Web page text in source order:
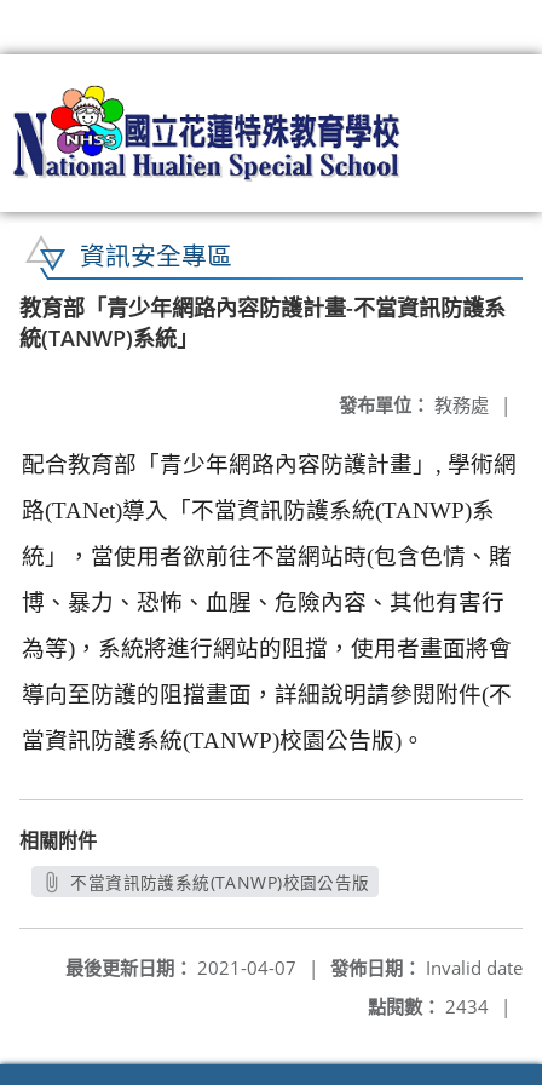
資訊安全專區
教育部「青少年網路內容防護計畫-不當資訊防護系
統(TANWP)系統」
發布單位： 教務處 |
配合教育部「青少年網路內容防護計畫」, 學術網
路(TANet)導入「不當資訊防護系統(TANWP)系
統」，當使用者欲前往不當網站時(包含色情、賭
博、暴力、恐怖、血腥、危險內容、其他有害行
為等)，系統將進行網站的阻擋，使用者畫面將會
導向至防護的阻擋畫面，詳細說明請參閱附件(不
當資訊防護系統(TANWP)校園公告版)。
相關附件
不當資訊防護系統(TANWP)校園公告版
發佈日期： Invalid date
最後更新日期： 2021-04-07
|
點閱數： 2434 |